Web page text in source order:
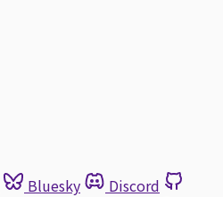
Bluesky
Discord